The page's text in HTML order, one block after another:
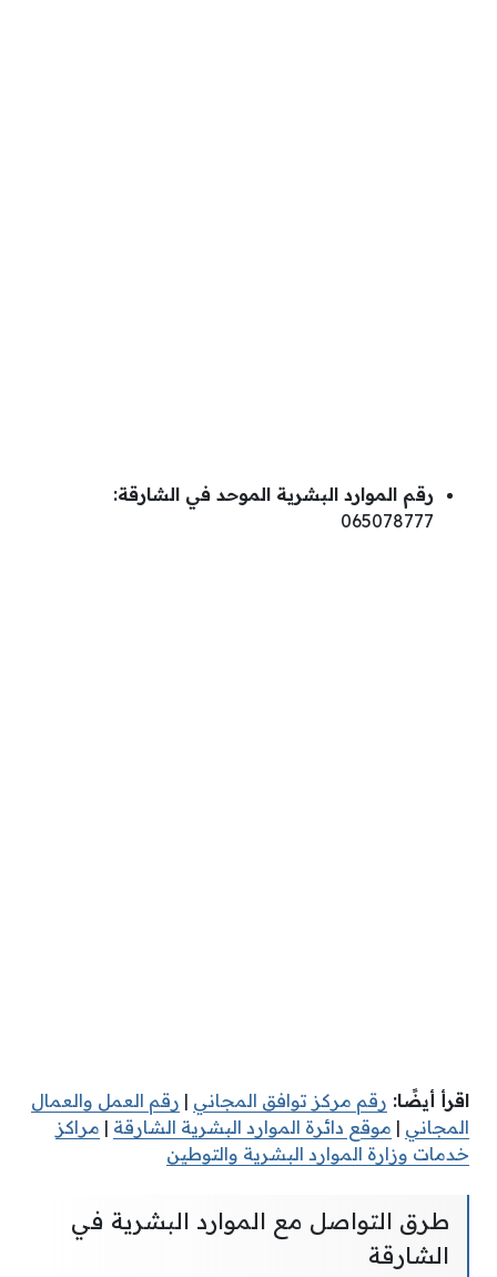
رقم الموارد البشرية الموحد في الشارقة:
065078777
اقرأ أيضًا: ر قم مركز توافق المجاني | رقم العمل والعمال
المجاني | موقع دائرة الموارد البشرية الشارقة | مراكز
خدمات وزارة الموارد البشرية والتوطين
طرق التواصل مع الموارد البشرية في
الشارقة